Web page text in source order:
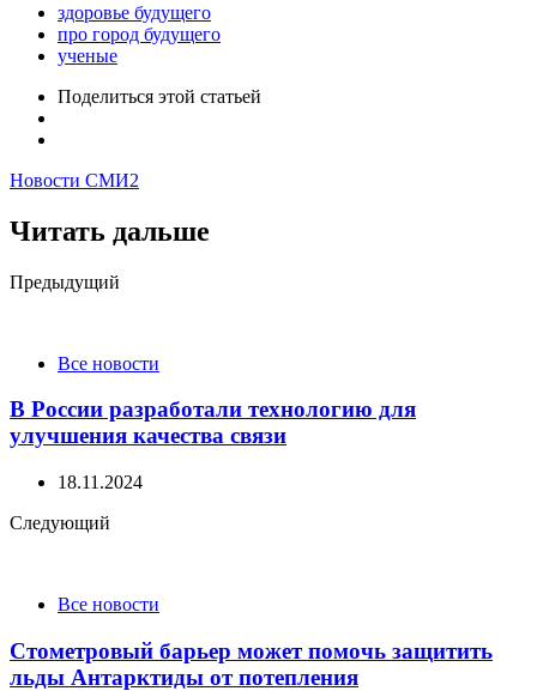
здоровье будущего
про город будущего
ученые
Поделиться этой статьей
Новости СМИ2
Читать дальше
Post
Предыдущий
Все новости
В России разработали технологию для
улучшения качества связи
18.11.2024
Следующий
Все новости
Стометровый барьер может помочь защитить
льды Антарктиды от потепления